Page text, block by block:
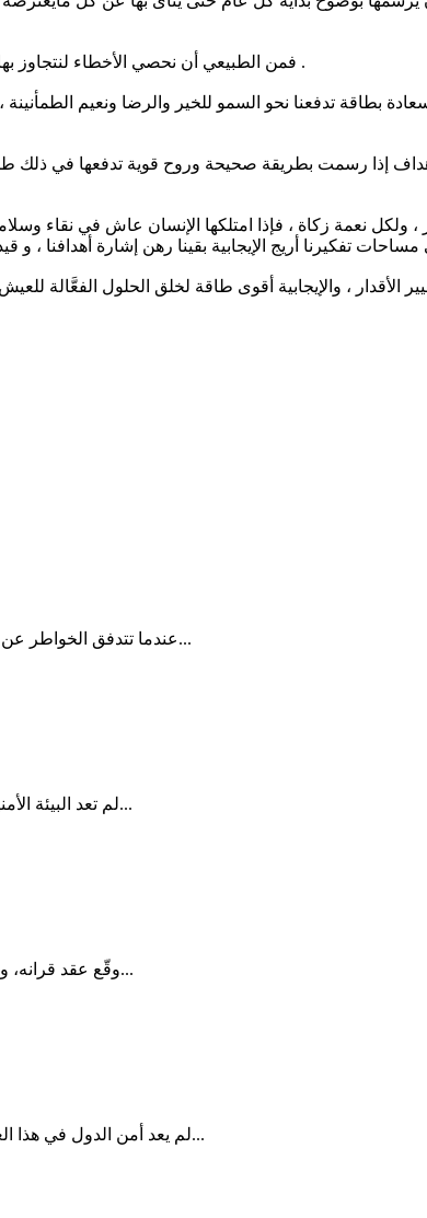
فمن الطبيعي أن نحصي الأخطاء لنتجاوز بها محطة التصحيح ، و نبلغ بها مرحلة التحسين ، لنخرج من عواقب الميل والهفوى إلى واحة الاتزان والعيش في أمان .
بطاقة تدفعنا نحو السمو للخير والرضا ونعيم
إذا رسمت بطريقة صحيحة وروح قوية تدفعها في ذلك
نعمة زكاة ، فإذا امتلكها الإنسان عاش في نقاء
الأقدار ، والإيجابية أقوى طاقة لخلق الحلول
عندما تتدفق الخواطر عن أبها، ويفوح عطر أماكنها، وينتشي حنين ذكرياتها، وتتصدر سير الراحلين الكرام صدور مجالسها، لا بد أن تُشرق معها...
لم تعد البيئة الأمنية في الشرق الأوسط تسمح للدول بأن تتعامل مع التهديدات بمنطق رد الفعل المنفرد، فالصاروخ الذي يعبر الحدود...
وقّع عقد قرانه، وغادر قاعة الاحتفال وهو يعد الأيام انتظارًا لليلة زفافه، لكن الأيام التي كان يفترض أن تقوده إلى بيت الزوجية، قادته...
لم يعد أمن الدول في هذا العصر يُقاس بحجم ترساناتها المسلحة أو قدراتها الفردية فحسب، بل بمدى اقتدارها على هندسة تحالفات صلبة تُحوّل...